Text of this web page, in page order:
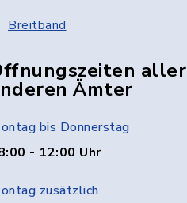
Breitband
aller
Ämter
bis Donnerstag
- 12:00 Uhr
zusätzlich